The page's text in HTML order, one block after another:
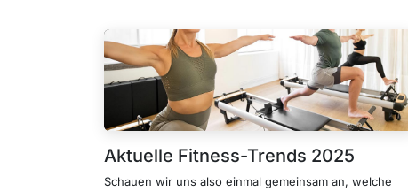
Aktuelle Fitness-Trends 2025
Schauen wir uns also einmal gemeinsam an, welche